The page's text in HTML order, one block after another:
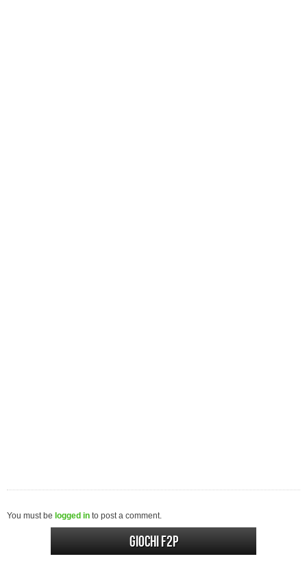
You must be logged in to post a comment.
Giochi F2P